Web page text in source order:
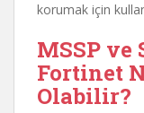
korumak için
MSSP ve
Fortinet
Olabilir?